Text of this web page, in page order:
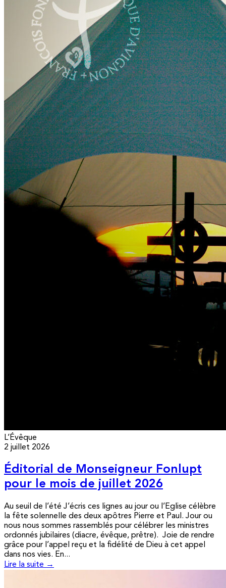
L’Évêque
2 juillet 2026
Éditorial de Monseigneur Fonlupt
pour le mois de juillet 2026
Au seuil de l’été J’écris ces lignes au jour ou l’Eglise célèbre
la fête solennelle des deux apôtres Pierre et Paul. Jour ou
nous nous sommes rassemblés pour célébrer les ministres
ordonnés jubilaires (diacre, évêque, prêtre). Joie de rendre
grâce pour l’appel reçu et la fidélité de Dieu à cet appel
dans nos vies. En...
Lire la suite →